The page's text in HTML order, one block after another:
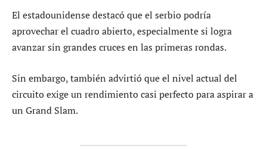
El estadounidense destacó que el serbio podría
aprovechar el cuadro abierto, especialmente si logra
avanzar sin grandes cruces en las primeras rondas.
Sin embargo, también advirtió que el nivel actual del
circuito exige un rendimiento casi perfecto para aspirar a
un Grand Slam.